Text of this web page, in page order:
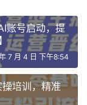
账号启动，提
7 月 4 日 下午8:54
培训，精准